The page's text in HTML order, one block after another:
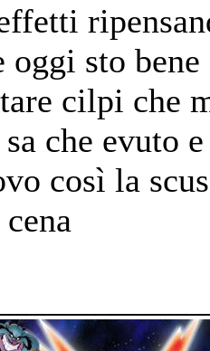
oggi sto
cilpi che
che evuto
così la